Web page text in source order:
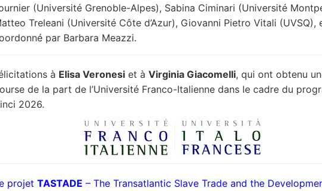
(Université Grenoble-Alpes), Sabina Ciminari (Université
Treleani (Université Côte d’Azur), Giovanni Pietro Vitali (UVSQ),
par Barbara Meazzi.
à Elisa Veronesi et à Virginia Giacomelli, qui ont obtenu
de la part de l’Université Franco-Italienne dans le cadre du
2026.
projet TASTADE – The Transatlantic Slave Trade and the